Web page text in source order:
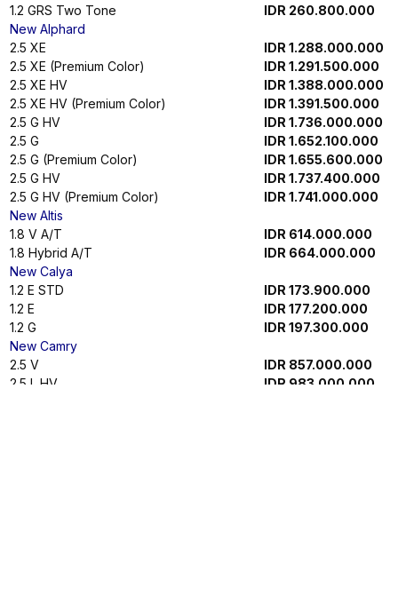
2.8 VRZ 4X2 NON RSE
IDR 648.600.000
2.8 VRZ 4X4 NON RSE
2.8 VRZ 4X4
IDR 759.200.000
2.8 VRZ GRS 4X4 TWO TONE
IDR 795.400.000
2.8 VRZ GRS 4X4 ONE TONE
IDR 790.500.000
2.4 G
IDR 586.500.000
2.7 SRZ
IDR 627.500.000
2.7 SRZ GRS ONE TONE
IDR 636.900.000
2.7 SRZ GRS ONE TONE (Premium Color)
IDR 639.900.000
2.7 SRZ GRS TWO TONE (Premium Color)
IDR 642.000.000
New Hilux D Cab
2.4 E
2.4 G
IDR 499.600.000
2.4 V
IDR 575.100.000
BEV
New Hilux S Cab
2.4 DSL
IDR 426.100.000
New Rush
1.5 G
1.5 S GRS
IDR 323.200.000
New Yaris Cross